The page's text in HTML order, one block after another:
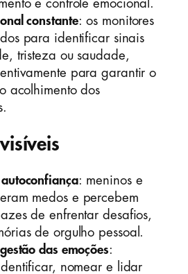
e controle emocional.
constante: os monitores
para identificar sinais
tristeza ou saudade,
para garantir o
acolhimento dos
: meninos e
medos e percebem
de enfrentar desafios,
de orgulho pessoal.
das emoções:
nomear e lidar